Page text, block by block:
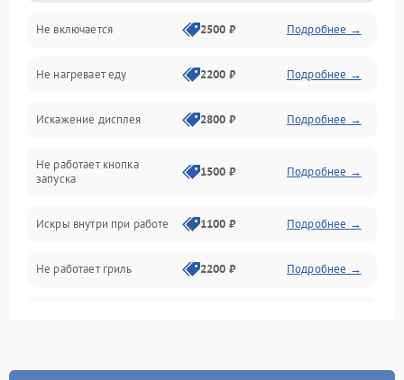
Механика и внутренние элементы
Механические повреждения
Питание и запуск
Нагрев и приготовление
Программное обеспечение
Не включается 2500 ₽ Подробнее →
Не нагревает еду 2200 ₽ Подробнее →
Искажение дисплея 2800 ₽ Подробнее →
Не работает кнопка
запуска
1500 ₽ Подробнее →
Искры внутри при работе 1100 ₽ Подробнее →
Не работает гриль 2200 ₽ Подробнее →
Появление запаха гари 2400 ₽ Подробнее →